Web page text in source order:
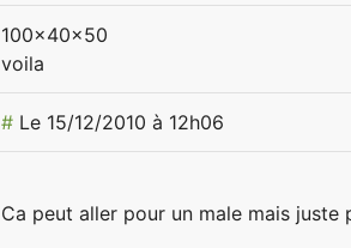
100x40x50
voila
# Le 15/12/2010 à 12h06
Ca peut aller pour un male mais juste